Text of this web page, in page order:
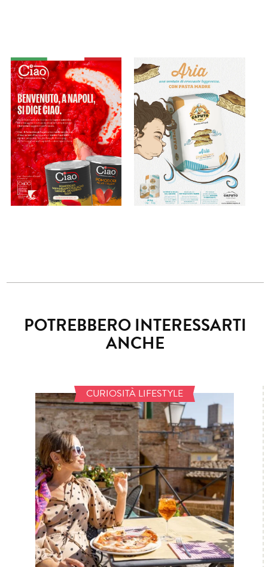
POTREBBERO INTERESSARTI
ANCHE
CURIOSITÀ LIFESTYLE